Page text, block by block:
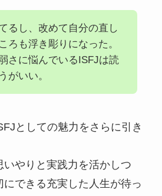
るし、改めて自分の直し
ろも浮き彫りになった。
さに悩んでいるISFJは読
がいい。
としての魅力をさらに引き
いやりと実践力を活かしつ
できる充実した人生が待っ